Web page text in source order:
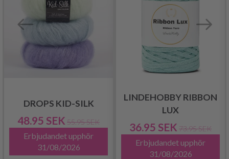
DROPS KID-SILK
48.95 SEK 55.95 SEK
Erbjudandet upphör
31/08/2026
LINDEHOBBY RIBBON
LUX
36.95 SEK 73.95 SEK
Erbjudandet upphör
31/08/2026